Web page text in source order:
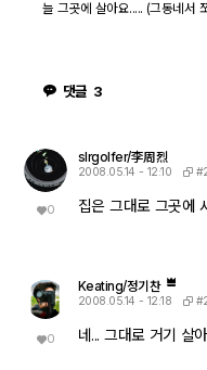
늘 그곳에 살아요..... (그동네서
댓글 3
0
slrgolfer/李周烈
2008.05.14 - 12:10
집은 그대로 그곳에
0
Keating/정기찬
2008.05.14 - 12:18
네... 그대로 거기 살